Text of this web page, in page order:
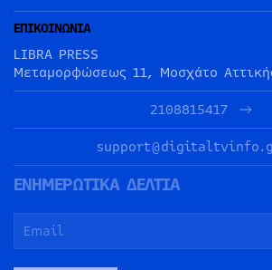
ΕΠΙΚΟΙΝΩΝΙΑ
LIBRA PRESS
Μεταμορφώσεως 11, Μοσχάτο
2108815417
ΕΝΗΜΕΡΩΤΙΚΑ ΔΕΛΤΙΑ